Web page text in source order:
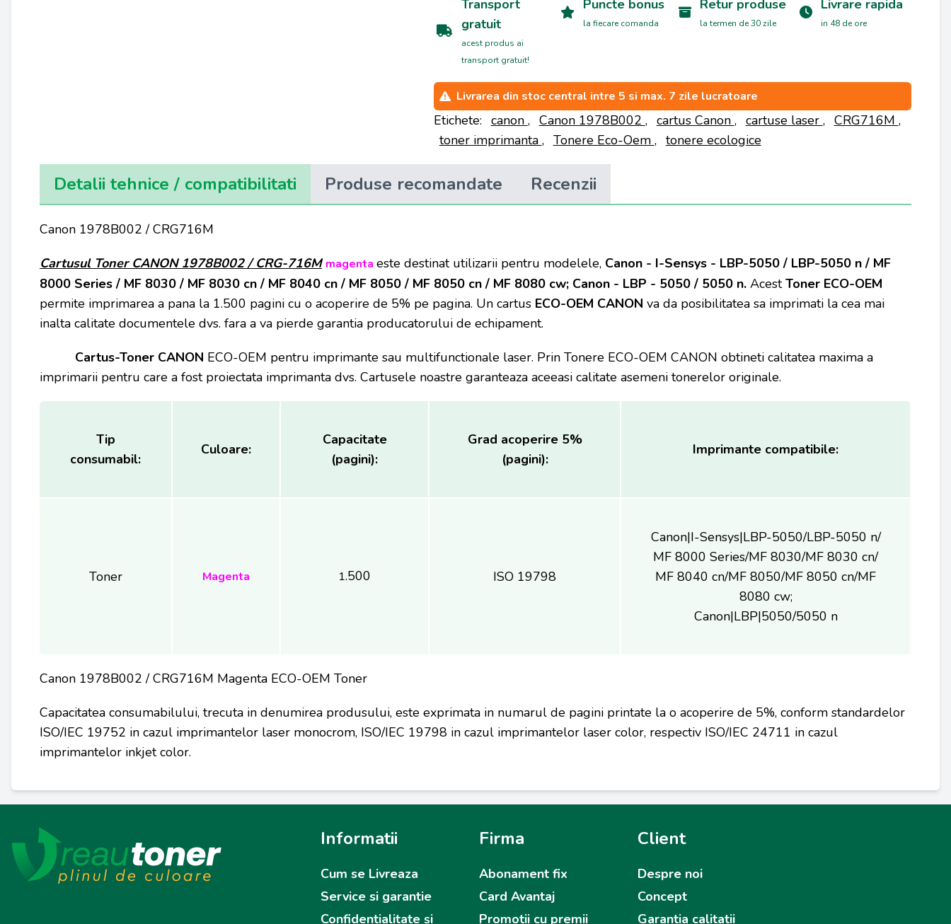
Transport
gratuit
acest produs ai
transport gratuit!
Puncte bonus
la fiecare comanda
Retur produse
la termen de 30 zile
Livrare rapida
in 48 de ore
Livrarea din stoc central intre 5 si max. 7 zile lucratoare
Etichete: canon , Canon 1978B002 , cartus Canon , cartuse laser , CRG716M ,
toner imprimanta , Tonere Eco-Oem , tonere ecologice
Detalii tehnice / compatibilitati Produse recomandate Recenzii
Canon 1978B002 / CRG716M
Cartusul Toner CANON 1978B002 / CRG-716M magenta este destinat utilizarii pentru modelele, Canon - I-Sensys - LBP-5050 / LBP-5050 n / MF
8000 Series / MF 8030 / MF 8030 cn / MF 8040 cn / MF 8050 / MF 8050 cn / MF 8080 cw; Canon - LBP - 5050 / 5050 n. AcestToner ECO-OEM
permite imprimarea a pana la 1.500 pagini cu o acoperire de 5% pe pagina. Un cartus ECO-OEM CANON va da posibilitatea sa imprimati la cea mai
inalta calitate documentele dvs. fara a va pierde garantia producatorului de echipament.
Cartus-Toner CANON ECO-OEM pentru imprimante sau multifunctionale laser. Prin Tonere ECO-OEM CANON obtineti calitatea maxima a
imprimarii pentru care a fost proiectata imprimanta dvs. Cartusele noastre garanteaza aceeasi calitate asemeni tonerelor originale.
Tip
consumabil:
Culoare:
Capacitate
(pagini):
Grad acoperire 5%
(pagini):
Imprimante compatibile:
Toner Magenta 1.500 ISO 19798
Canon|I-Sensys|LBP-5050/LBP-5050 n/
MF 8000 Series/MF 8030/MF 8030 cn/
MF 8040 cn/MF 8050/MF 8050 cn/MF
8080 cw;
Canon|LBP|5050/5050 n
Canon 1978B002 / CRG716M Magenta ECO-OEM Toner
Capacitatea consumabilului, trecuta in denumirea produsului, este exprimata in numarul de pagini printate la o acoperire de 5%, conform standardelor
ISO/IEC 19752 in cazul imprimantelor laser monocrom, ISO/IEC 19798 in cazul imprimantelor laser color, respectiv ISO/IEC 24711 in cazul
imprimantelor inkjet color.
Informatii
Cum se Livreaza
Service si garantie
Confidentialitate și
Firma
Abonament fix
Card Avantaj
Promotii cu premii
Client
Despre noi
Concept
Garantia calitatii